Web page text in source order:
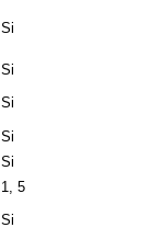
Si
Si
Si
Si
Si
1, 5
Si